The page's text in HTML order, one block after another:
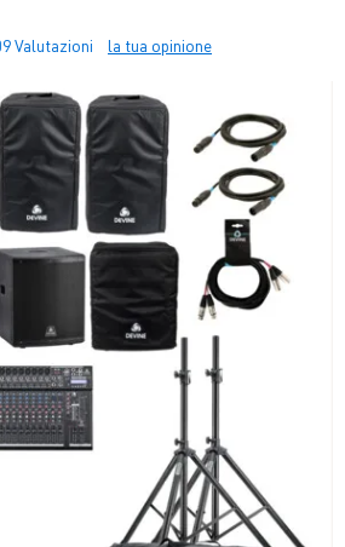
Valutazioni la tua opinione